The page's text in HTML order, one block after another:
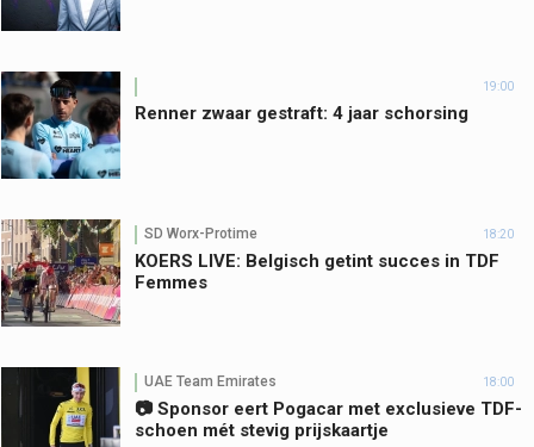
19:00
Renner zwaar gestraft: 4 jaar schorsing
SD Worx-Protime 18:20
KOERS LIVE: Belgisch getint succes in TDF
Femmes
UAE Team Emirates 18:00
📷 Sponsor eert Pogacar met exclusieve TDF-
schoen mét stevig prijskaartje